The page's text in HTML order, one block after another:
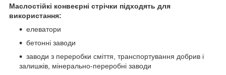
Маслостійкі конвеєрні стрічки підходять для
використання:
елеватори
бетонні заводи
заводи з переробки сміття, транспортування добрив і
залишків, мінерально-переробні заводи